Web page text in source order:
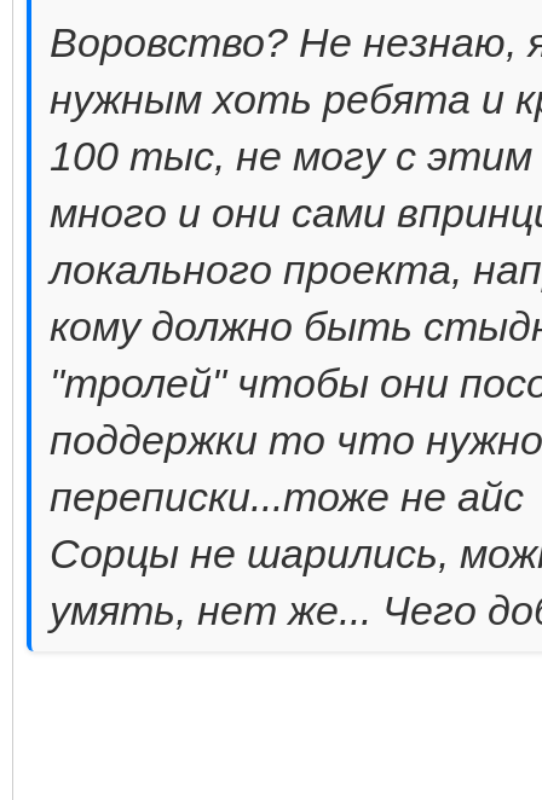
Воровство? Не незнаю,
нужным хоть ребята и
100 тыс, не могу с этим
много и они сами
локального проекта,
кому должно быть
"тролей" чтобы они
поддержки то что
переписки...тоже не айс
Сорцы не шарились,
умять, нет же... Чего